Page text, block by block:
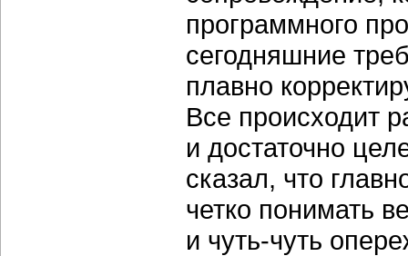
программного
сегодняшние
плавно
Все происходит
и достаточно
сказал, что
четко понимать
и чуть-чуть